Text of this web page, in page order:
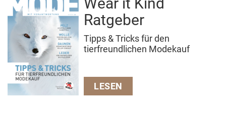
Ratgeber
Tipps & Tricks für den
tierfreundlichen Modekauf
LESEN